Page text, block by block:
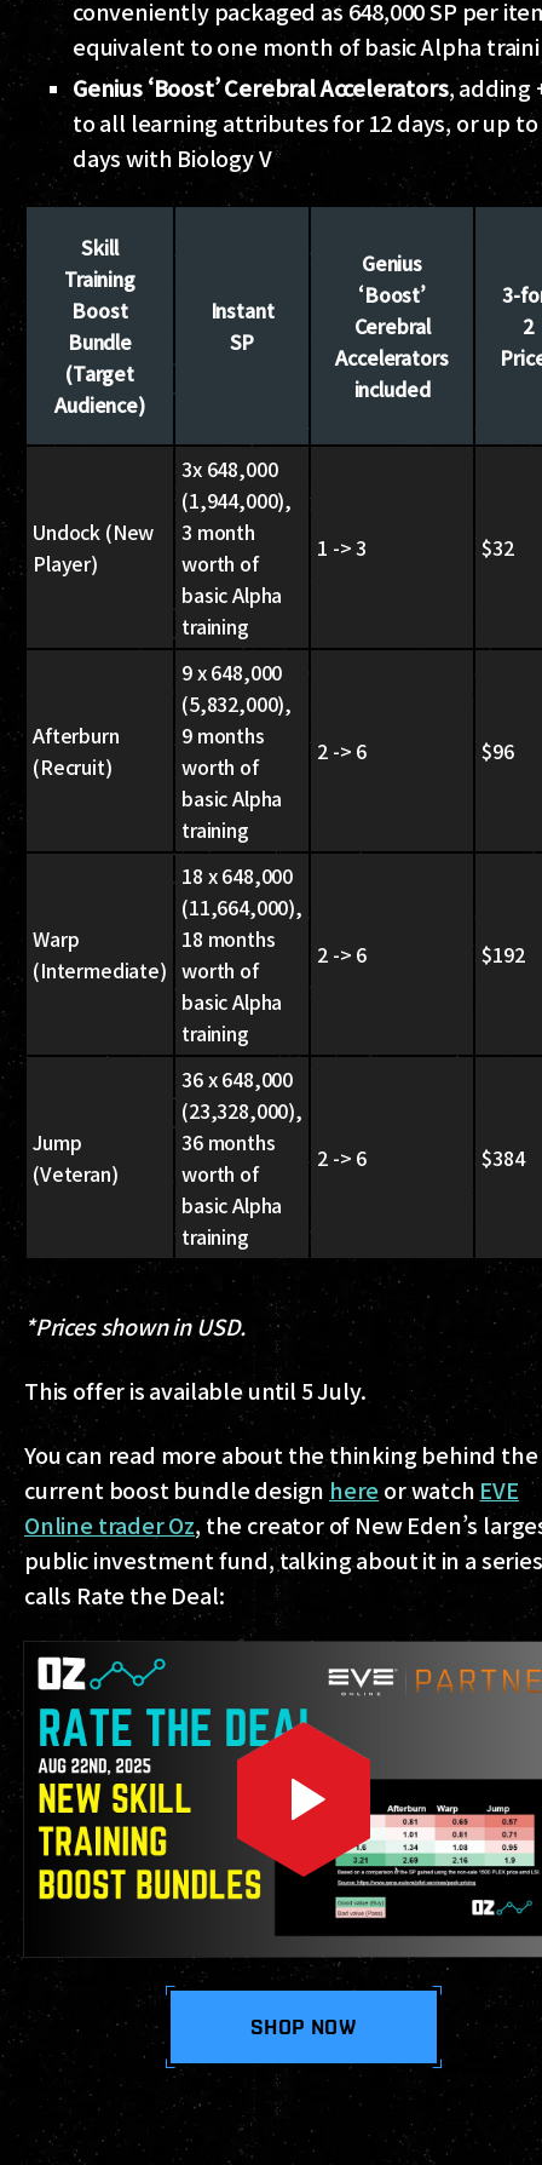
conveniently packaged as 648,000 SP per
equivalent to one month of basic Alpha
Genius ‘Boost’ Cerebral Accelerators, adding
to all learning attributes for 12 days, or up to
days with Biology V
Skill
Training
Boost
Bundle
(Target
Audience)
Instant
SP
Genius
‘Boost’
Cerebral
Accelerators
included
3-
2
Undock (New
Player)
3x 648,000
(1,944,000),
3 month
worth of
basic Alpha
training
1 -> 3 $32
Afterburn
(Recruit)
9x 648,000
(5,832,000),
9 months
worth of
basic Alpha
training
2 -> 6 $96
Warp
(Intermediate)
18 x 648,000
(11,664,000),
18 months
worth of
basic Alpha
training
2 -> 6 $192
Jump
(Veteran)
36x 648,000
(23,328,000),
36 months
worth of
basic Alpha
training
2 -> 6 $384
*Prices shown in USD.
This offer is available until 5 July.
You can read more about the thinking behind the
current boost bundle design here or watch EVE
Online trader Oz, the creator of New Eden’s
public investment fund, talking about it in a
calls Rate the Deal:
SHOP NOW